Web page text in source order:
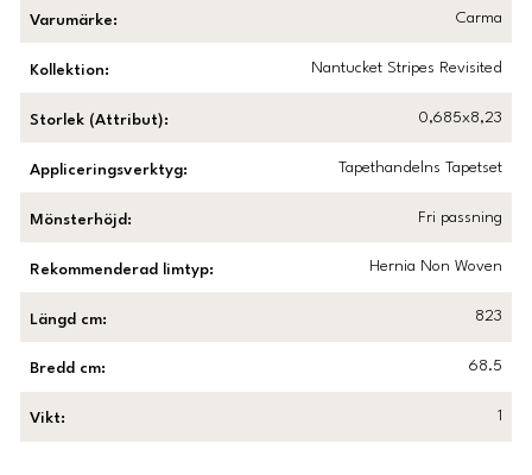
Varumärke: Carma
Kollektion: Nantucket Stripes Revisited
Storlek (Attribut): 0,685x8,23
Appliceringsverktyg: Tapethandelns Tapetset
Mönsterhöjd : Fri passning
Rekommenderad limtyp: Hernia Non Woven
Längd cm: 823
Bredd cm: 68.5
Vikt: 1